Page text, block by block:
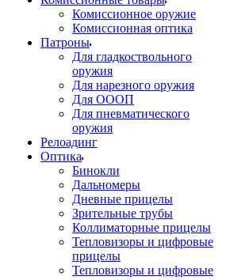
Комиссионное оружие
Комиссионная оптика
Патроны
Для гладкоствольного
оружия
Для нарезного оружия
Для ОООП
Для пневматического
оружия
Релоадинг
Оптика
Бинокли
Дальномеры
Дневные прицелы
Зрительные трубы
Коллиматорные прицелы
Тепловизоры и цифровые
прицелы
Тепловизоры и цифровые